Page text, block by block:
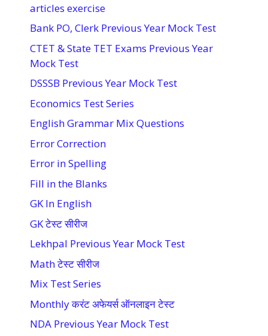
articles exercise
Bank PO, Clerk Previous Year Mock Test
CTET & State TET Exams Previous Year
Mock Test
DSSSB Previous Year Mock Test
Economics Test Series
English Grammar Mix Questions
Error Correction
Error in Spelling
Fill in the Blanks
GK In English
GK टेस्ट सीरीज
Lekhpal Previous Year Mock Test
Math टेस्ट सीरीज
Mix Test Series
Monthly करंट अफेयर्स ऑनलाइन टेस्ट
NDA Previous Year Mock Test